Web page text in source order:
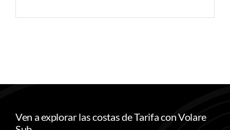
Ven a explorar las costas de Tarifa con Volare